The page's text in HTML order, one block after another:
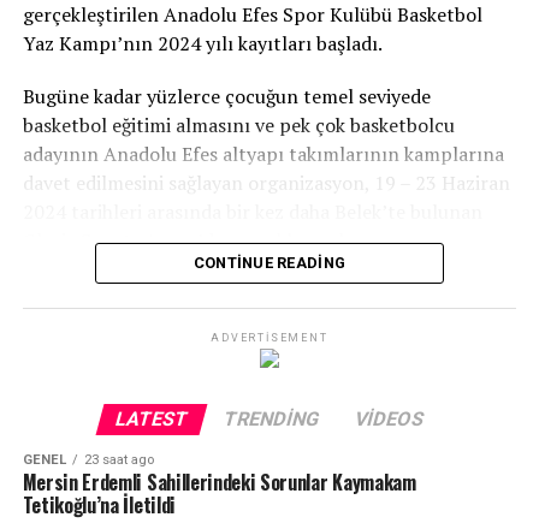
gerçekleştirilen Anadolu Efes Spor Kulübü Basketbol
Yaz Kampı’nın 2024 yılı kayıtları başladı.
Bugüne kadar yüzlerce çocuğun temel seviyede
basketbol eğitimi almasını ve pek çok basketbolcu
adayının Anadolu Efes altyapı takımlarının kamplarına
davet edilmesini sağlayan organizasyon, 19 – 23 Haziran
Gloria Sports Arena’da gerçekleşecek.
Bir basketbol şöleni havasında geçecek bu özel etkinlik,
sınırlı kontenjanı ile 2007-2014 aralığında doğan
çocukların katılımıyla 4 gece 5 gün olarak düzenlenecek.
Her yıl olduğu gibi bu yıl da Anadolu Efes Spor Kulübü
altyapısı için oyuncu taramaları yapılacak.
Organizasyona katılım sağlayan sporcular, sadece temel
CONTINUE READING
ADVERTISEMENT
LATEST TRENDING VIDEOS
GENEL 23 saat ago
Mersin Erdemli Sahillerindeki Sorunlar Kaymakam
Tetikoğlu’na İletildi